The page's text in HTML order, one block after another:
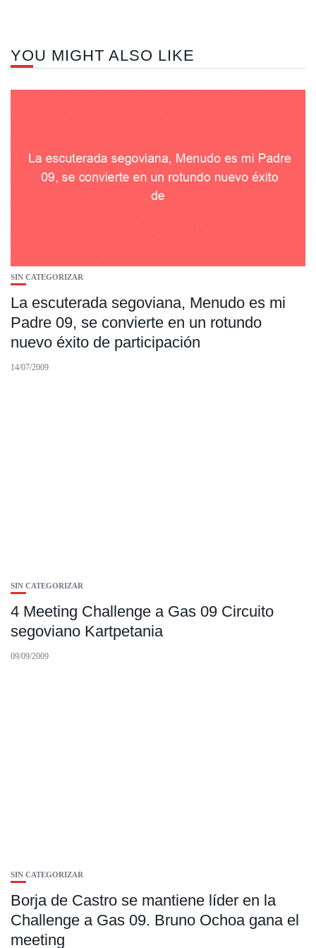
YOU MIGHT ALSO LIKE
SIN CATEGORIZAR
La escuterada segoviana, Menudo es mi
Padre 09, se convierte en un rotundo
nuevo éxito de participación
14/07/2009
SIN CATEGORIZAR
4 Meeting Challenge a Gas 09 Circuito
segoviano Kartpetania
09/09/2009
SIN CATEGORIZAR
Borja de Castro se mantiene líder en la
Challenge a Gas 09. Bruno Ochoa gana el
meeting